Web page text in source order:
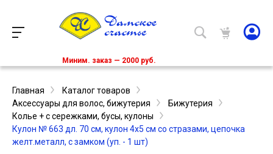
Миним. заказ — 2000 руб.
Главная
Каталог товаров
Аксессуары для волос, бижутерия
Бижутерия
Колье + c сережками, бусы, кулоны
Кулон № 663 дл. 70 см, кулон 4х5 см со стразами, цепочка
желт.металл, с замком (уп. - 1 шт)